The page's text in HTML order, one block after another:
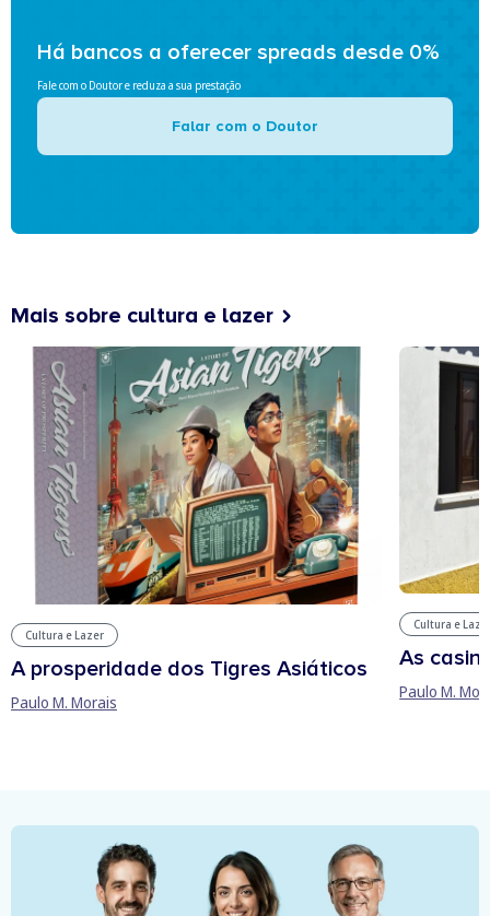
Há bancos a oferecer spreads desde 0%
Fale com o Doutor e reduza a sua prestação
Falar com o Doutor
Mais sobre cultura e lazer
Cultura e Lazer
A prosperidade dos Tigres Asiáticos
Paulo M. Morais
Cultura e
As
Paulo M.